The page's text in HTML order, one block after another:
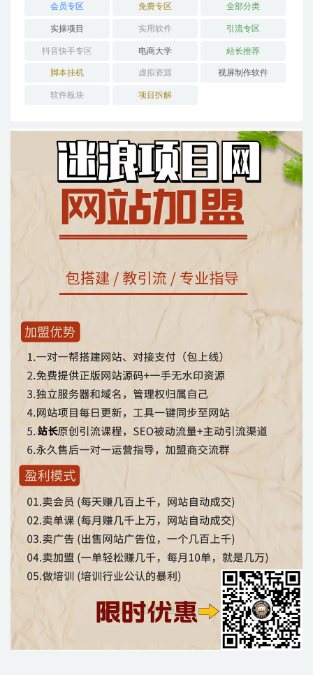
会员专区 免费专区 全部分类
实操项目 实用软件 引流专区
抖音快手专区 电商大学 站长推荐
脚本挂机 虚拟资源 视屏制作软件
软件板块 项目拆解